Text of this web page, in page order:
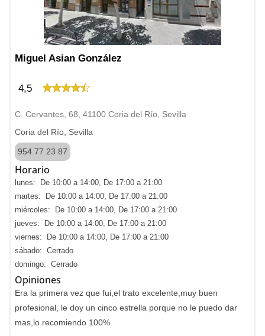
Miguel Asian González
4,5
C. Cervantes, 68, 41100 Coria del Río, Sevilla
Coria del Río, Sevilla
954 77 23 87
Horario
lunes: De 10:00 a 14:00, De 17:00 a 21:00
martes: De 10:00 a 14:00, De 17:00 a 21:00
miércoles: De 10:00 a 14:00, De 17:00 a 21:00
jueves: De 10:00 a 14:00, De 17:00 a 21:00
viernes: De 10:00 a 14:00, De 17:00 a 21:00
sábado: Cerrado
domingo: Cerrado
Opiniones
Era la primera vez que fui,el trato excelente,muy buen
profesional, le doy un cinco estrella porque no le puedo dar
mas,lo recomiendo 100%